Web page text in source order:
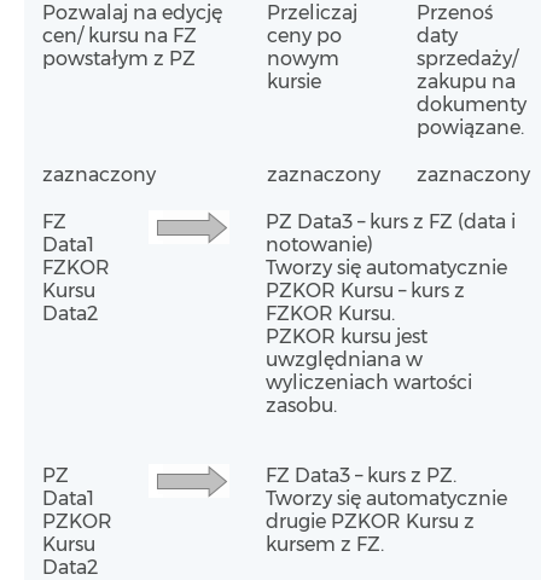
Pozwalaj na edycję
cen/ kursu na FZ
powstałym z PZ
Przeliczaj
ceny po
nowym
kursie
Przenoś
daty
sprzedaży/
zakupu na
dokumenty
powiązane.
zaznaczony zaznaczony zaznaczony
FZ
Data1
FZKOR
Kursu
Data2
PZ Data3 – kurs z FZ (data i
notowanie)
Tworzy się automatycznie
PZKOR Kursu – kurs z
FZKOR Kursu.
PZKOR kursu jest
uwzględniana w
wyliczeniach wartości
zasobu.
PZ
Data1
PZKOR
Kursu
Data2
FZ Data3 – kurs z PZ.
Tworzy się automatycznie
drugie PZKOR Kursu z
kursem z FZ.